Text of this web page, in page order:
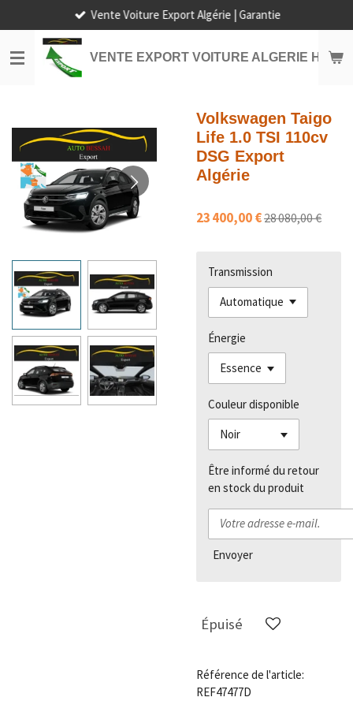
au
contenu
principal
VENTE EXPORT VOITURE ALGERIE HORS
Vente Voiture Export Algérie | Garantie
Volkswagen Taigo
Life 1.0 TSI 110cv
DSG Export
Algérie
23 400,00 €28 080,00 €
Transmission
Énergie
Couleur disponible
Être informé du retour
en stock du produit
Envoyer
Épuisé
Référence de l'article:
REF47477D